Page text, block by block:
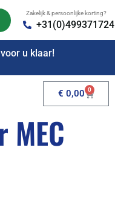
Zakelijk & persoonlijke korting?
+31(0)499371724
u klaar!
€ 0,00 0